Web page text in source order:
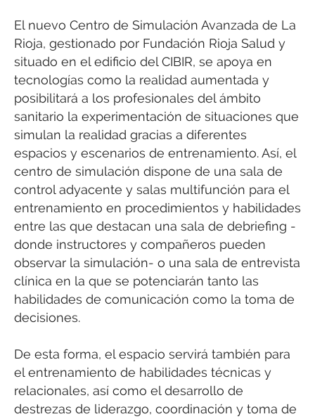
El nuevo Centro de Simulación Avanzada de La
Rioja, gestionado por Fundación Rioja Salud y
situado en el edificio del CIBIR, se apoya en
tecnologías como la realidad aumentada y
posibilitará a los profesionales del ámbito
sanitario la experimentación de situaciones que
simulan la realidad gracias a diferentes
espacios y escenarios de entrenamiento. Así, el
centro de simulación dispone de una sala de
control adyacente y salas multifunción para el
entrenamiento en procedimientos y habilidades
entre las que destacan una sala de debriefing -
donde instructores y compañeros pueden
observar la simulación- o una sala de entrevista
clínica en la que se potenciarán tanto las
habilidades de comunicación como la toma de
decisiones.
De esta forma, el espacio servirá también para
el entrenamiento de habilidades técnicas y
relacionales, así como el desarrollo de
destrezas de liderazgo, coordinación y toma de